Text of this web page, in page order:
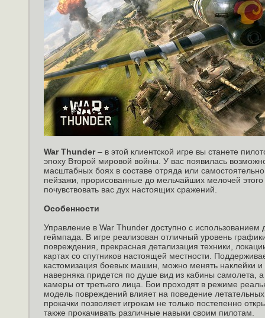
War Thunder– в этой клиентской игре вы станете
эпоху Второй мировой войны. У вас появилась
масштабных боях в составе отряда или
пейзажи, прорисованные до мельчайших мелочей этого
почувствовать вас дух настоящих сражений.
Особенности
Управление в War Thunder доступно с
геймпада. В игре реализован отличный уровень
повреждения, прекрасная детализация техники,
картах со спутников настоящей местности.
кастомизация боевых машин, можно менять наклейки
наверняка придется по душе вид из кабины самолета,
камеры от третьего лица. Бои проходят в режиме
модель повреждений влияет на поведение
прокачки позволяет игрокам не только постепенно
также прокачивать различные навыки своим пилотам.